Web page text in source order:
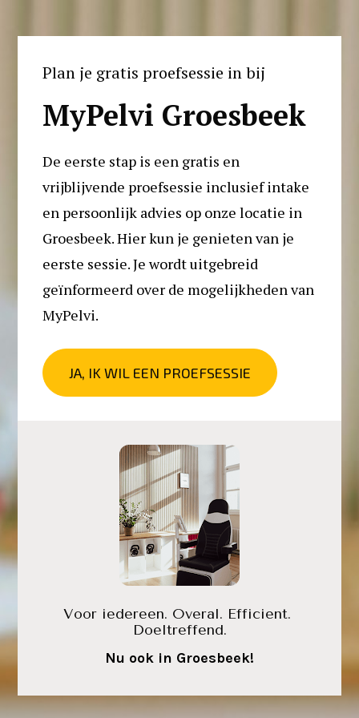
Plan je gratis proefsessie in bij
MyPelvi Groesbeek
De eerste stap is een gratis en
vrijblijvende proefsessie inclusief intake
en persoonlijk advies op onze locatie in
Groesbeek. Hier kun je genieten van je
eerste sessie. Je wordt uitgebreid
geïnformeerd over de mogelijkheden van
MyPelvi.
JA, IK WIL EEN PROEFSESSIE
Voor iedereen. Overal. Efficient.
Doeltreffend.
Nu ook in Groesbeek!